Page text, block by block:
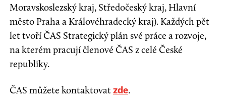
Moravskoslezský kraj, Středočeský kraj, Hlavní
město Praha a Královéhradecký kraj). Každých pět
let tvoří ČAS Strategický plán své práce a rozvoje,
na kterém pracují členové ČAS z celé České
republiky.
ČAS můžete kontaktovatzde.